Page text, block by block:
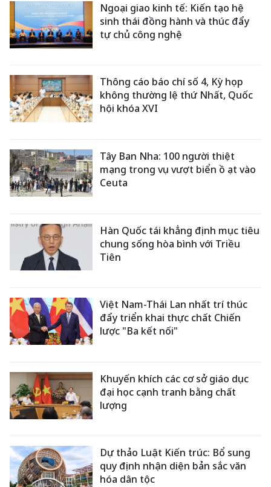
Ngoại giao kinh tế: Kiến tạo hệ
sinh thái đồng hành và thúc đẩy
tự chủ công nghệ
Thông cáo báo chí số 4, Kỳ họp
không thường lệ thứ Nhất, Quốc
hội khóa XVI
Tây Ban Nha: 100 người thiệt
mạng trong vụ vượt biển ồ ạt vào
Ceuta
Hàn Quốc tái khẳng định mục tiêu
chung sống hòa bình với Triều
Tiên
Việt Nam-Thái Lan nhất trí thúc
đẩy triển khai thực chất Chiến
lược "Ba kết nối"
Khuyến khích các cơ sở giáo dục
đại học cạnh tranh bằng chất
lượng
Dự thảo Luật Kiến trúc: Bổ sung
quy định nhận diện bản sắc văn
hóa dân tộc